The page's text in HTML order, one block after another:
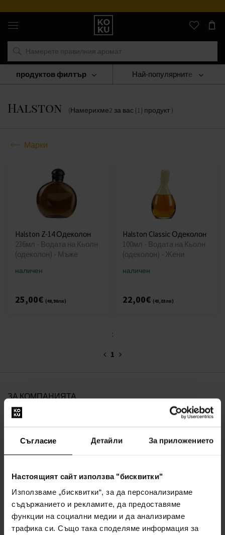
Съгласие Детайли За приложението
Настоящият сайт използва "бисквитки"
Използваме „бисквитки“, за да персонализираме
съдържанието и рекламите, да предоставяме
функции на социални медии и да анализираме
трафика си. Също така споделяме информация за
Оригинални
парфюми
часовници
на
място
Марки
Halston
Halston (Намерихме2 за вас{1} продукт )
Най-популярните
Марки
продуктов филтър
Halston Z-14 Одеколон
236мл - Водата на Кьолн
(одеколон) - Мъже
наличен
25,00€ (48,90лв)
Halston Classic Одеколон
100мл - Водата на Кьолн
(одеколон) - Жени
наличен
22,00€ (43,03лв)
:
1
ЗА КОМПАНИЯТА
За нас
ВСИЧКО ЗА ПАЗАРУВАНЕТО
Програма за лоялност
Общи правила и условия
Политика за поверителност